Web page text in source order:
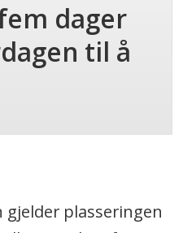
dager
til å
gjelder plasseringen